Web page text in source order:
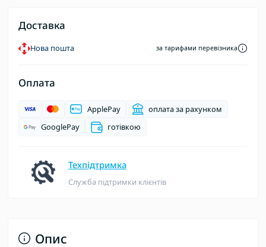
Доставка
Нова пошта за тарифами перевізника
Оплата
ApplePay
оплата за рахунком
GooglePay
готівкою
Техпідтримка
Служба підтримки клієнтів
Опис